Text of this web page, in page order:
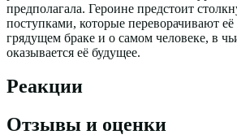
предполагала. Героине предстоит
поступками, которые переворачивают её
грядущем браке и о самом человеке, в
оказывается её будущее.
Реакции
Отзывы и оценки